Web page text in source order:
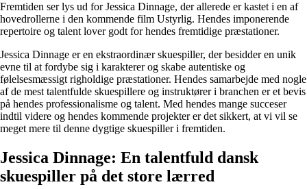
Fremtiden ser lys ud for Jessica Dinnage, der allerede er kastet i en af
hovedrollerne i den kommende film Ustyrlig. Hendes imponerende
repertoire og talent lover godt for hendes fremtidige præstationer.
Jessica Dinnage er en ekstraordinær skuespiller, der besidder en unik
evne til at fordybe sig i karakterer og skabe autentiske og
følelsesmæssigt righoldige præstationer. Hendes samarbejde med nogle
af de mest talentfulde skuespillere og instruktører i branchen er et bevis
på hendes professionalisme og talent. Med hendes mange succeser
indtil videre og hendes kommende projekter er det sikkert, at vi vil se
meget mere til denne dygtige skuespiller i fremtiden.
Jessica Dinnage: En talentfuld dansk
skuespiller på det store lærred